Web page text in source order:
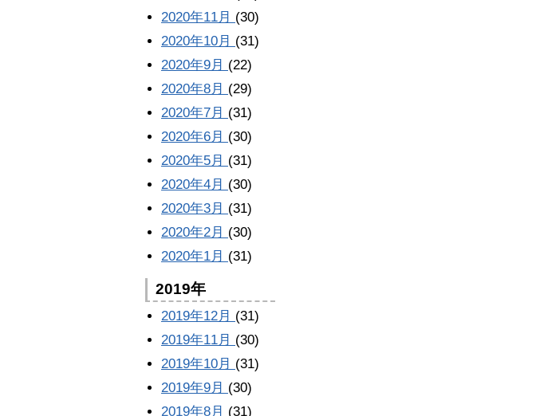
2020年11月 (30)
2020年10月 (31)
2020年9月 (22)
2020年8月 (29)
2020年7月 (31)
2020年6月 (30)
2020年5月 (31)
2020年4月 (30)
2020年3月 (31)
2020年2月 (30)
2020年1月 (31)
2019年
2019年12月 (31)
2019年11月 (30)
2019年10月 (31)
2019年9月 (30)
2019年8月 (31)